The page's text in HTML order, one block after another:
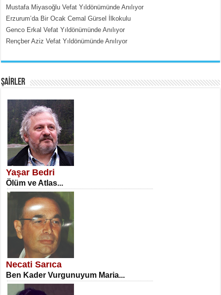
SATILMIŞ ÜMİT ÇETİNKAYA
Erkenlik...
NECLA DİLEK ARSLAN
Öğretmenler Günü Mahkemesi...
Mustafa Miyasoğlu Vefat Yıldönümünde Anılıyor
Erzurum’da Bir Ocak Cemal Gürsel İlkokulu
Genco Erkal Vefat Yıldönümünde Anılıyor
Rençber Aziz Vefat Yıldönümünde Anılıyor
ŞAİRLER
Yaşar Bedri
Ölüm ve Atlas...
Necati Sarıca
Ben Kader Vurgunuyum Maria...